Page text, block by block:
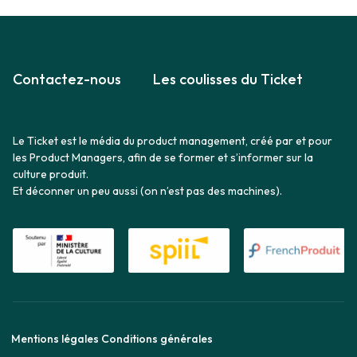
Contactez-nous Les coulisses du Ticket
Le Ticket est le média du product management, créé par et pour
les Product Managers, afin de se former et s’informer sur la
culture produit.
Et déconner un peu aussi (on n’est pas des machines).
Mentions légales Conditions générales